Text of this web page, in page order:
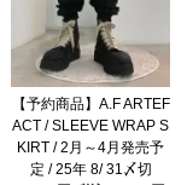
【予約商品】A.F ARTEF
ACT / SLEEVE WRAP S
KIRT / 2月～4月発売予
定 / 25年 8/ 31〆切